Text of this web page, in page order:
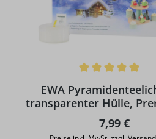
EWA
transparenter Hülle,
Stück
Regulärer
7,99 €